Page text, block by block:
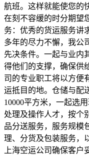
航班。这样就能使您的
在刻不容缓的时分期望
务：优秀的货运服务讲
多年的尽力不懈，我公
先决条件。一起与业内
得他们的支撑，确保供
司的专业职工将以方便
运抵目的地。仓储与配
10000平方米，一起选
处理及操作人才，按个
品分送服务，服务规模
理、分货及包装服务，
上海空运公司确保客